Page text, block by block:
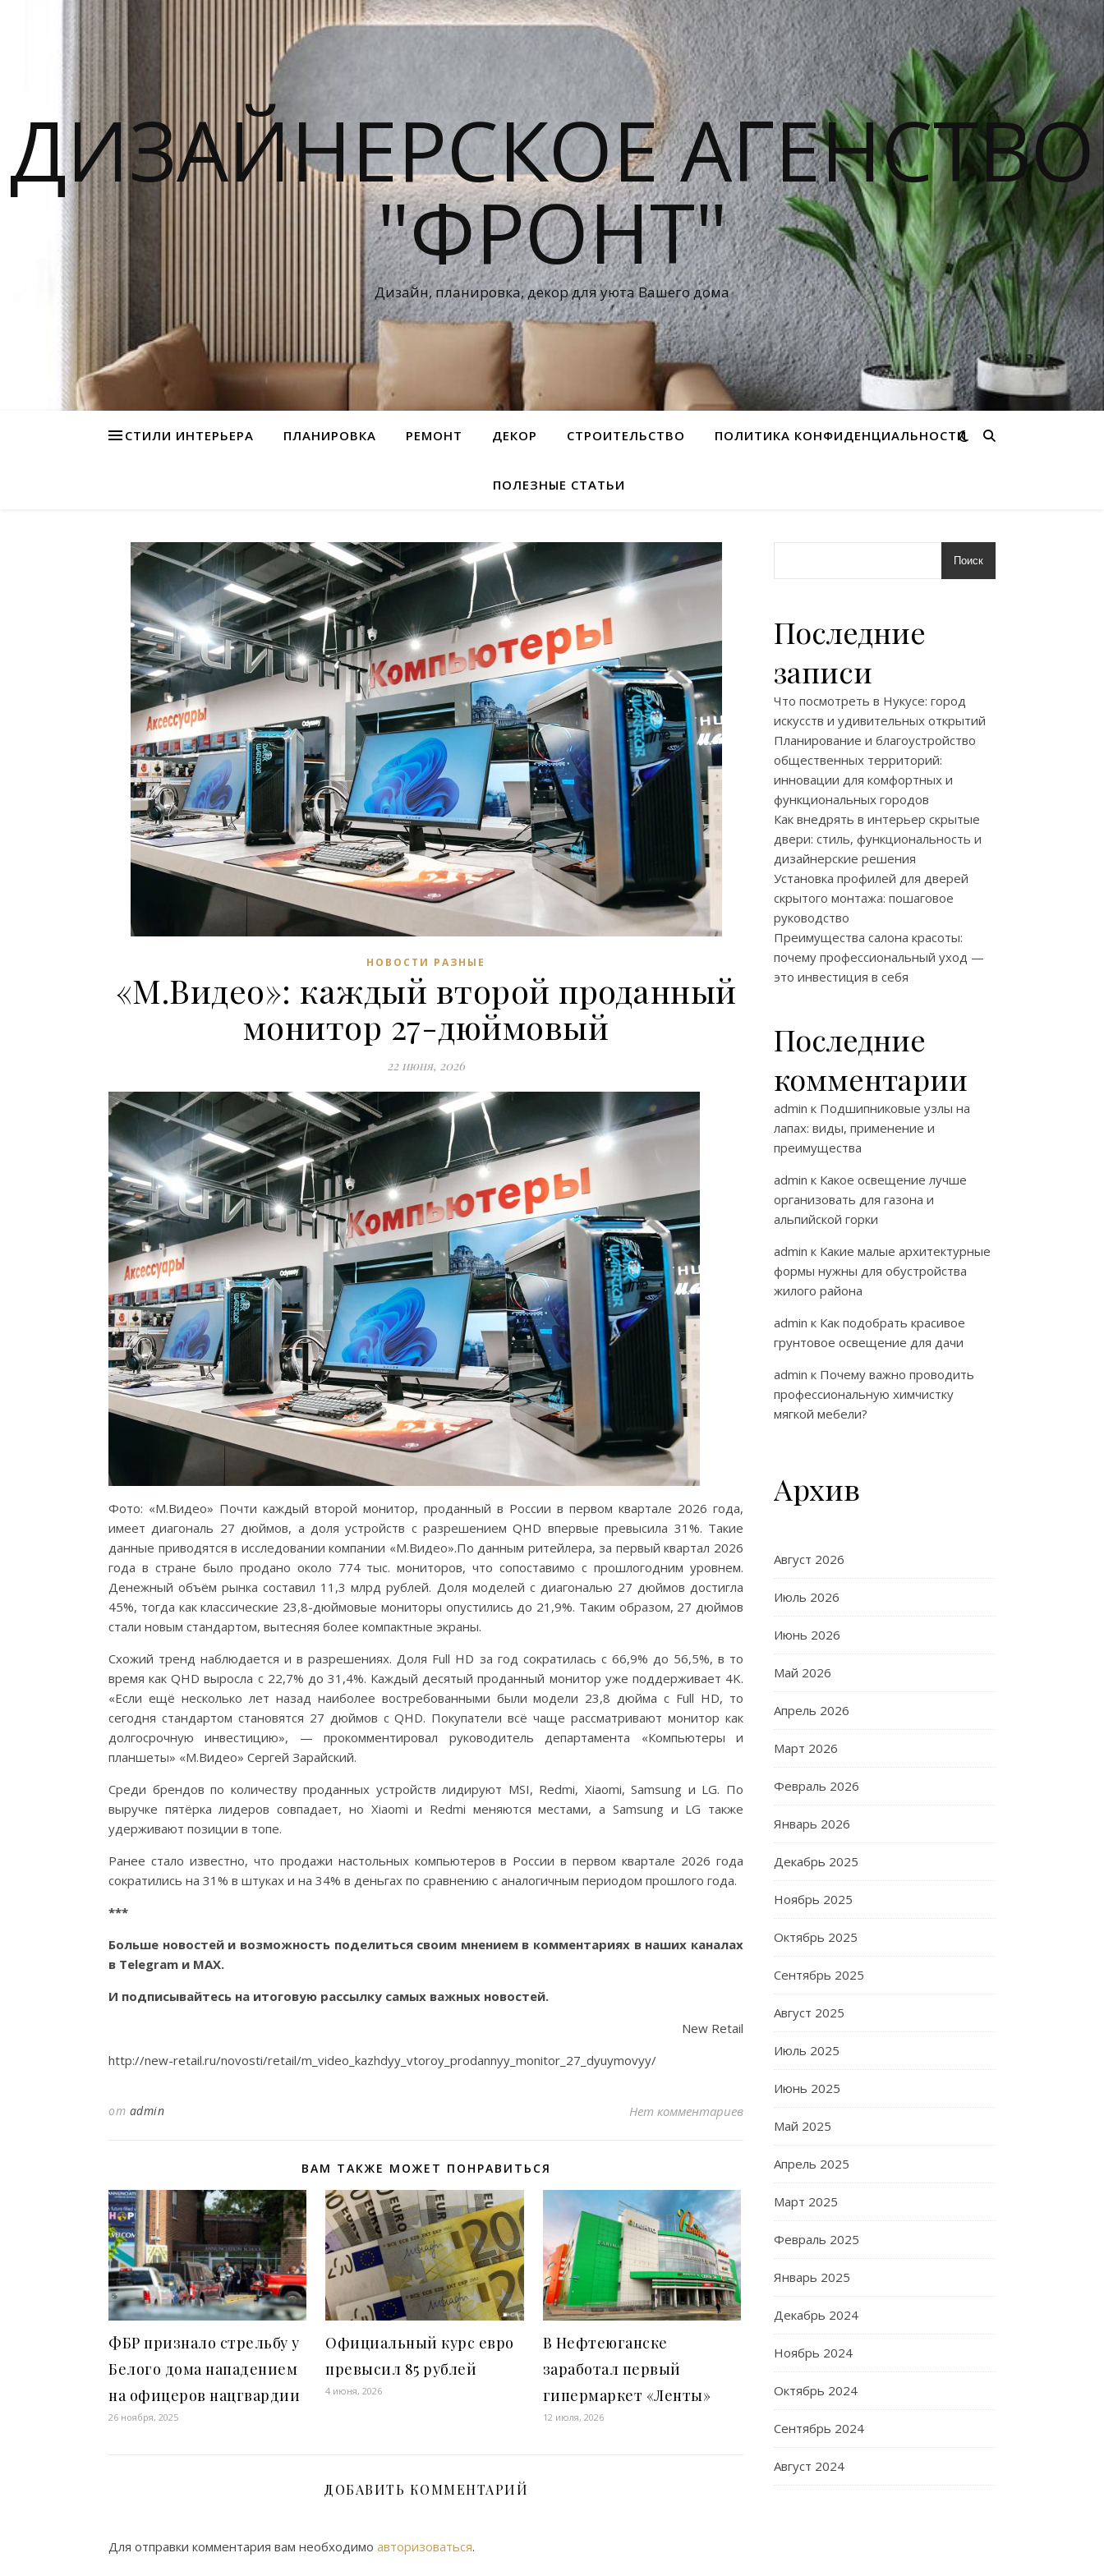
ДИЗАЙНЕРСКОЕ АГЕНСТВО
"ФРОНТ"
Дизайн, планировка, декор для уюта Вашего дома
СТИЛИ ИНТЕРЬЕРА ПЛАНИРОВКА РЕМОНТ ДЕКОР СТРОИТЕЛЬСТВО ПОЛИТИКА КОНФИДЕНЦИАЛЬНОСТИ
ПОЛЕЗНЫЕ СТАТЬИ
НОВОСТИ РАЗНЫЕ
«М.Видео»: каждый второй проданный
монитор 27-дюймовый
22 июня, 2026
Фото: «М.Видео» Почти каждый второй монитор, проданный в России в первом квартале 2026 года,
имеет диагональ 27 дюймов, а доля устройств с разрешением QHD впервые превысила 31%. Такие
данные приводятся в исследовании компании «М.Видео».По данным ритейлера, за первый квартал 2026
года в стране было продано около 774 тыс. мониторов, что сопоставимо с прошлогодним уровнем.
Денежный объём рынка составил 11,3 млрд рублей. Доля моделей с диагональю 27 дюймов достигла
45%, тогда как классические 23,8-дюймовые мониторы опустились до 21,9%. Таким образом, 27 дюймов
стали новым стандартом, вытесняя более компактные экраны.
Схожий тренд наблюдается и в разрешениях. Доля Full HD за год сократилась с 66,9% до 56,5%, в то
время как QHD выросла с 22,7% до 31,4%. Каждый десятый проданный монитор уже поддерживает 4K.
«Если ещё несколько лет назад наиболее востребованными были модели 23,8 дюйма с Full HD, то
сегодня стандартом становятся 27 дюймов с QHD. Покупатели всё чаще рассматривают монитор как
долгосрочную инвестицию», — прокомментировал руководитель департамента «Компьютеры и
планшеты» «М.Видео» Сергей Зарайский.
Среди брендов по количеству проданных устройств лидируют MSI, Redmi, Xiaomi, Samsung и LG. По
выручке пятёрка лидеров совпадает, но Xiaomi и Redmi меняются местами, а Samsung и LG также
удерживают позиции в топе.
Ранее стало известно, что продажи настольных компьютеров в России в первом квартале 2026 года
сократились на 31% в штуках и на 34% в деньгах по сравнению с аналогичным периодом прошлого года.
***
Больше новостей и возможность поделиться своим мнением в комментариях в наших каналах
в Telegram и MAX.
И подписывайтесь на итоговую рассылку самых важных новостей.
New Retail
http://new-retail.ru/novosti/retail/m_video_kazhdyy_vtoroy_prodannyy_monitor_27_dyuymovyy/
от admin Нет комментариев
ВАМ ТАКЖЕ МОЖЕТ ПОНРАВИТЬСЯ
ФБР признало стрельбу у
Белого дома нападением
на офицеров нацгвардии
26 ноября, 2025
Официальный курс евро
превысил 85 рублей
4 июня, 2026
В Нефтеюганске
заработал первый
гипермаркет «Ленты»
12 июля, 2026
ДОБАВИТЬ КОММЕНТАРИЙ
Для отправки комментария вам необходимо авторизоваться.
Поиск
Последние
записи
Что посмотреть в Нукусе: город
искусств и удивительных открытий
Планирование и благоустройство
общественных территорий:
инновации для комфортных и
функциональных городов
Как внедрять в интерьер скрытые
двери: стиль, функциональность и
дизайнерские решения
Установка профилей для дверей
скрытого монтажа: пошаговое
руководство
Преимущества салона красоты:
почему профессиональный уход —
это инвестиция в себя
Последние
комментарии
admin к Подшипниковые узлы на
лапах: виды, применение и
преимущества
admin к Какое освещение лучше
организовать для газона и
альпийской горки
admin к Какие малые архитектурные
формы нужны для обустройства
жилого района
admin к Как подобрать красивое
грунтовое освещение для дачи
admin к Почему важно проводить
профессиональную химчистку
мягкой мебели?
Архив
Август 2026
Июль 2026
Июнь 2026
Май 2026
Апрель 2026
Март 2026
Февраль 2026
Январь 2026
Декабрь 2025
Ноябрь 2025
Октябрь 2025
Сентябрь 2025
Август 2025
Июль 2025
Июнь 2025
Май 2025
Апрель 2025
Март 2025
Февраль 2025
Январь 2025
Декабрь 2024
Ноябрь 2024
Октябрь 2024
Сентябрь 2024
Август 2024